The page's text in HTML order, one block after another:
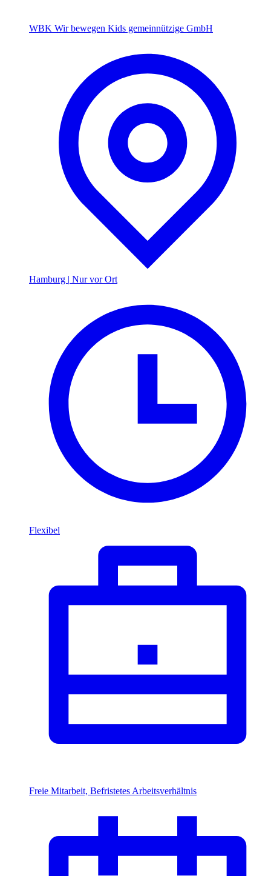
WBK Wir bewegen Kids gemeinnützige GmbH
Hamburg | Nur vor Ort
Flexibel
Freie Mitarbeit, Befristetes Arbeitsverhältnis